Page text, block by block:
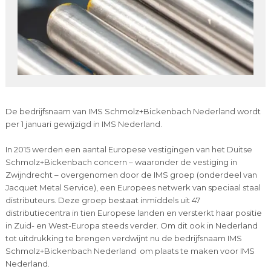
De bedrijfsnaam van IMS Schmolz+Bickenbach Nederland wordt
per 1 januari gewijzigd in IMS Nederland.
In 2015 werden een aantal Europese vestigingen van het Duitse
Schmolz+Bickenbach concern – waaronder de vestiging in
Zwijndrecht – overgenomen door de IMS groep (onderdeel van
Jacquet Metal Service), een Europees netwerk van speciaal staal
distributeurs. Deze groep bestaat inmiddels uit 47
distributiecentra in tien Europese landen en versterkt haar positie
in Zuid- en West-Europa steeds verder. Om dit ook in Nederland
tot uitdrukking te brengen verdwijnt nu de bedrijfsnaam IMS
Schmolz+Bickenbach Nederland om plaats te maken voor IMS
Nederland.